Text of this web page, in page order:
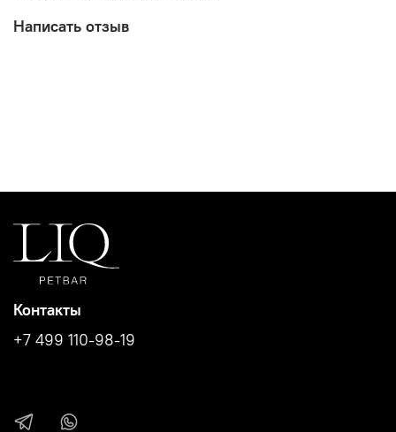
Написать отзыв
Контакты
+7 499 110-98-19